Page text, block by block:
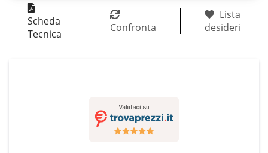
Scheda
Tecnica
Confronta
Lista
desideri